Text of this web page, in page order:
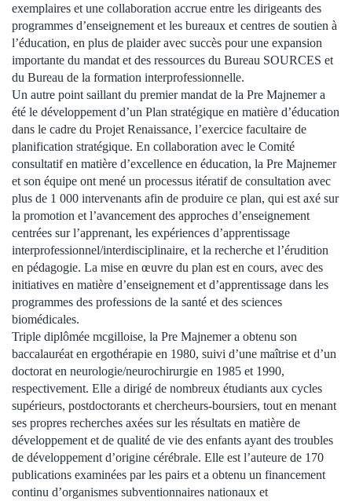
exemplaires et une collaboration accrue entre les dirigeants des
programmes d’enseignement et les bureaux et centres de soutien à
l’éducation, en plus de plaider avec succès pour une expansion
importante du mandat et des ressources du Bureau SOURCES et
du Bureau de la formation interprofessionnelle.
Un autre point saillant du premier mandat de la Pre Majnemer a
été le développement d’un Plan stratégique en matière d’éducation
dans le cadre du Projet Renaissance, l’exercice facultaire de
planification stratégique. En collaboration avec le Comité
consultatif en matière d’excellence en éducation, la Pre Majnemer
et son équipe ont mené un processus itératif de consultation avec
plus de 1 000 intervenants afin de produire ce plan, qui est axé sur
la promotion et l’avancement des approches d’enseignement
centrées sur l’apprenant, les expériences d’apprentissage
interprofessionnel/interdisciplinaire, et la recherche et l’érudition
en pédagogie. La mise en œuvre du plan est en cours, avec des
initiatives en matière d’enseignement et d’apprentissage dans les
programmes des professions de la santé et des sciences
biomédicales.
Triple diplômée mcgilloise, la Pre Majnemer a obtenu son
baccalauréat en ergothérapie en 1980, suivi d’une maîtrise et d’un
doctorat en neurologie/neurochirurgie en 1985 et 1990,
respectivement. Elle a dirigé de nombreux étudiants aux cycles
supérieurs, postdoctorants et chercheurs-boursiers, tout en menant
ses propres recherches axées sur les résultats en matière de
développement et de qualité de vie des enfants ayant des troubles
de développement d’origine cérébrale. Elle est l’auteure de 170
publications examinées par les pairs et a obtenu un financement
continu d’organismes subventionnaires nationaux et